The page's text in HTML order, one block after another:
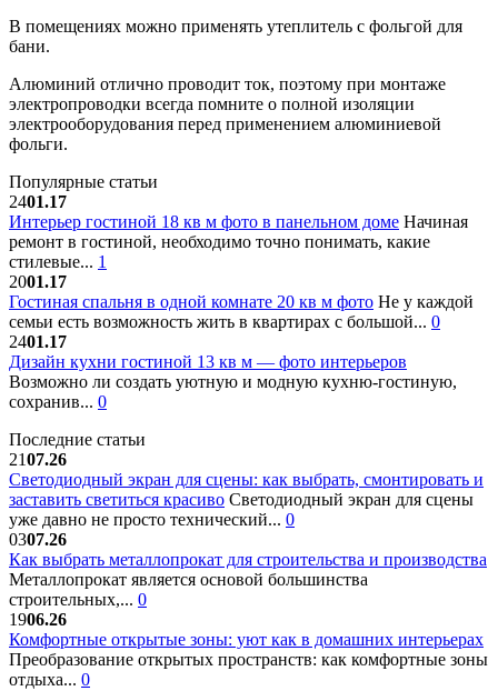
В помещениях можно применять утеплитель с фольгой для
бани.
Алюминий отлично проводит ток, поэтому при монтаже
электропроводки всегда помните о полной изоляции
электрооборудования перед применением алюминиевой
фольги.
Популярные статьи
2401.17
Интерьер гостиной 18 кв м фото в панельном доме Начиная
ремонт в гостиной, необходимо точно понимать, какие
стилевые... 1
2001.17
Гостиная спальня в одной комнате 20 кв м фото Не у каждой
семьи есть возможность жить в квартирах с большой... 0
2401.17
Дизайн кухни гостиной 13 кв м — фото интерьеров
Возможно ли создать уютную и модную кухню-гостиную,
сохранив... 0
Последние статьи
2107.26
Светодиодный экран для сцены: как выбрать, смонтировать и
заставить светиться красиво Светодиодный экран для сцены
уже давно не просто технический... 0
0307.26
Как выбрать металлопрокат для строительства и производства
Металлопрокат является основой большинства
строительных,... 0
1906.26
Комфортные открытые зоны: уют как в домашних интерьерах
Преобразование открытых пространств: как комфортные зоны
отдыха... 0